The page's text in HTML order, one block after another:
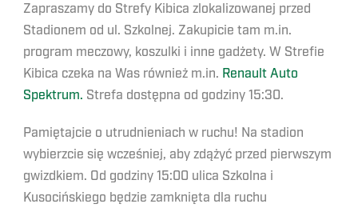
Zapraszamy do Strefy Kibica zlokalizowanej przed
Stadionem od ul. Szkolnej. Zakupicie tam m.in.
program meczowy, koszulki i inne gadżety. W Strefie
Kibica czeka na Was również m.in. Renault Auto
Spektrum. Strefa dostępna od godziny 15:30.
Pamiętajcie o utrudnieniach w ruchu! Na stadion
wybierzcie się wcześniej, aby zdążyć przed pierwszym
gwizdkiem. Od godziny 15:00 ulica Szkolna i
Kusocińskiego będzie zamknięta dla ruchu